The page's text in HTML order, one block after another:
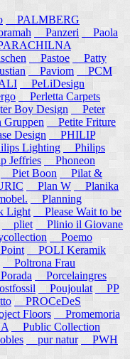
PALMBERG
Panzeri
Paola
Pastoe
Patty
Paviom
PCM
PeLiDesign
Perletta Carpets
Boy Design
Peter
Gruppen
Petite Friture
Design
PHILIP
Lighting
Philips
Jeffries
Phoneon
Piet Boon
Pilat &
Plan W
Planika
Planning
Light
Please Wait to be
pliet
Plinio il Giovane
Poemo
POLI Keramik
Poltrona Frau
Porcelaingres
Poujoulat
PP
PROCeDeS
Floors
Promemoria
Public Collection
pur natur
PWH